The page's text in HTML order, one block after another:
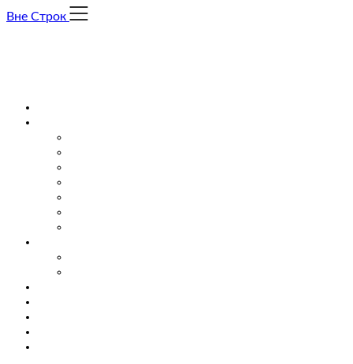
Skip
Вне Строк